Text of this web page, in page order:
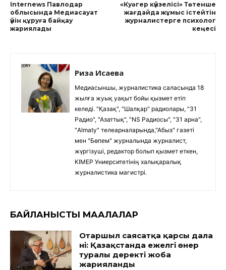
Internews Павлодар
облысында Медиасауат
үйін құруға байқау
жариялады
«Куәгер күйзелісі» Төтенше
жағдайда жұмыс істейтін
журналистерге психолог
кеңесі
Риза Исаева
Медиасыншы, журналистика саласында 18
жылға жуық уақыт бойы қызмет етіп
келеді. "Қазақ", "Шалқар" радиолары, "31
Радио", "Азаттық", "NS Радиосы", "31 арна",
"Almaty" телеарналарында,"Абыз" газеті
мен "Бөпем" журналында журналист,
жүргізуші, редактор болып қызмет еткен,
KIMEP Униерситетінің халықаралық
журналистика магистрі.
БАЙЛАНЫСТЫ МАҚАЛАЛАР
Отаршыл саясатқа қарсы дала
үні: Қазақстанда ежелгі өнер
туралы деректі жоба
жарияланды